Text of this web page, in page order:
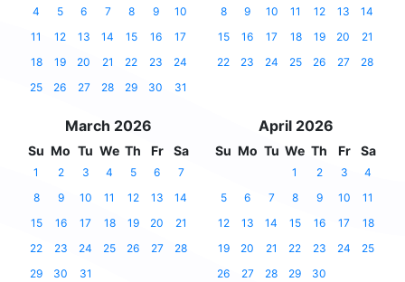
4
5 6 7 8 9
10
11
12 13 14 15 16
17
18
19 20 21 22 23
24
25
26 27 28 29 30 31
8
9 10 11 12 13
14
15
16 17 18 19 20
21
22
23 24 25 26 27 28
March 2026
Su Mo Tu We Th Fr Sa
1 2 3 4 5 6
7
8
9 10 11 12 13
14
15
16 17 18 19 20
21
22
23 24 25 26 27
28
29
30 31
April 2026
Su Mo Tu We Th Fr Sa
1 2 3
4
5
6 7 8 9 10
11
12
13 14 15 16 17
18
19
20 21 22 23 24
25
26
27 28 29 30